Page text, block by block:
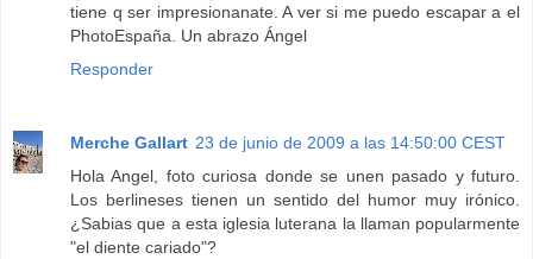
tiene q ser impresionanate. A ver si me puedo escapar a el
PhotoEspaña. Un abrazo Ángel
Responder
Merche Gallart 23 de junio de 2009 a las 14:50:00 CEST
Hola Angel, foto curiosa donde se unen pasado y futuro.
Los berlineses tienen un sentido del humor muy irónico.
¿Sabias que a esta iglesia luterana la llaman popularmente
"el diente cariado"?